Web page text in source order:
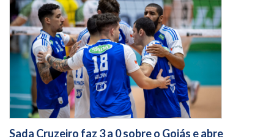
Sada Cruzeiro faz 3 a 0 sobre o Goiás e abre